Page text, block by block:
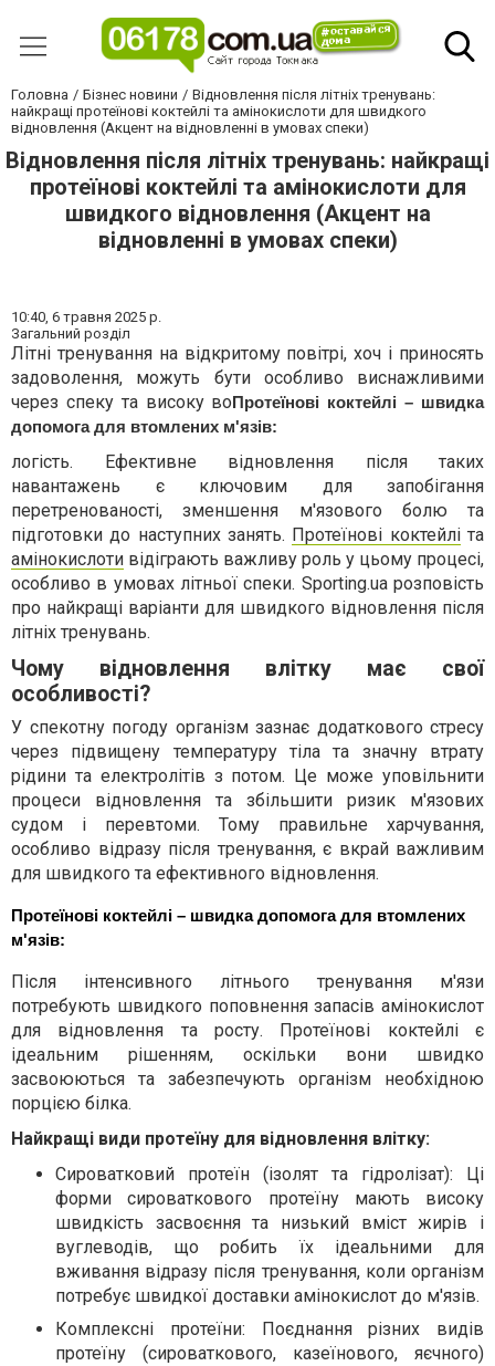
Головна Бізнес новини
Відновлення після літніх тренувань:
найкращі протеїнові коктейлі та амінокислоти для швидкого
відновлення (Акцент на відновленні в умовах спеки)
Відновлення після літніх тренувань: найкращі
протеїнові коктейлі та амінокислоти для
швидкого відновлення (Акцент на
відновленні в умовах спеки)
10:40, 6 травня 2025 р.
Загальний розділ
Літні тренування на відкритому повітрі, хоч і приносять
задоволення, можуть бути особливо виснажливими
через спеку та високу во Протеїнові коктейлі – швидка
допомога для втомлених м'язів:
логість. Ефективне відновлення після таких
навантажень є ключовим для запобігання
перетренованості, зменшення м'язового болю та
підготовки до наступних занять. Протеїнові коктейліта
амінокислоти відіграють важливу роль у цьому процесі,
особливо в умовах літньої спеки. Sporting.ua розповість
про найкращі варіанти для швидкого відновлення після
літніх тренувань.
Чому відновлення влітку має свої
особливості?
У спекотну погоду організм зазнає додаткового стресу
через підвищену температуру тіла та значну втрату
рідини та електролітів з потом. Це може уповільнити
процеси відновлення та збільшити ризик м'язових
судом і перевтоми. Тому правильне харчування,
особливо відразу після тренування, є вкрай важливим
для швидкого та ефективного відновлення.
Протеїнові коктейлі – швидка допомога для втомлених
м'язів:
Після інтенсивного літнього тренування м'язи
потребують швидкого поповнення запасів амінокислот
для відновлення та росту. Протеїнові коктейлі є
ідеальним рішенням, оскільки вони швидко
засвоюються та забезпечують організм необхідною
порцією білка.
Найкращі види протеїну для відновлення влітку:
Сироватковий протеїн (ізолят та гідролізат): Ці
форми сироваткового протеїну мають високу
швидкість засвоєння та низький вміст жирів і
вуглеводів, що робить їх ідеальними для
вживання відразу після тренування, коли організм
потребує швидкої доставки амінокислот до м'язів.
Комплексні протеїни: Поєднання різних видів
протеїну (сироваткового, казеїнового, яєчного)